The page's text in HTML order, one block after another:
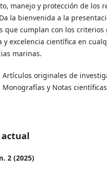
manejo y protección de los
la bienvenida a la
que cumplan con los criterios
y excelencia científica en
marinas.
Artículos originales de
y Notas
2 (2025)